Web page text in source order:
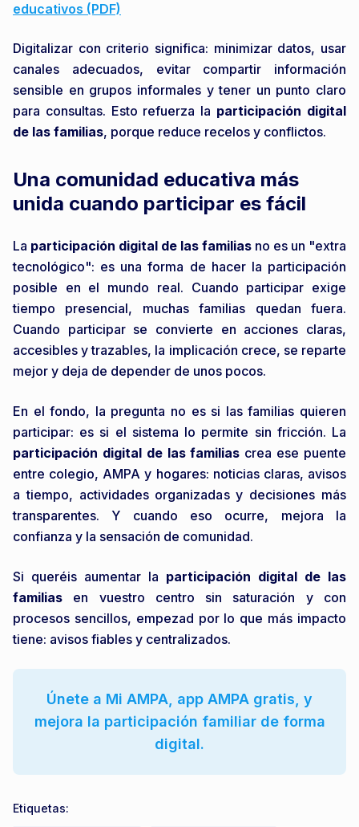
educativos (PDF)
Digitalizar con criterio significa: minimizar datos, usar
canales adecuados, evitar compartir información
sensible en grupos informales y tener un punto claro
para consultas. Esto refuerza la participación digital
de las familias, porque reduce recelos y conflictos.
Una comunidad educativa más
unida cuando participar es fácil
La participación digital de las familias no es un "extra
tecnológico": es una forma de hacer la participación
posible en el mundo real. Cuando participar exige
tiempo presencial, muchas familias quedan fuera.
Cuando participar se convierte en acciones claras,
accesibles y trazables, la implicación crece, se reparte
mejor y deja de depender de unos pocos.
En el fondo, la pregunta no es si las familias quieren
participar: es si el sistema lo permite sin fricción. La
participación digital de las familias crea ese puente
entre colegio, AMPA y hogares: noticias claras, avisos
a tiempo, actividades organizadas y decisiones más
transparentes. Y cuando eso ocurre, mejora la
confianza y la sensación de comunidad.
Si queréis aumentar la participación digital de las
familias en vuestro centro sin saturación y con
procesos sencillos, empezad por lo que más impacto
tiene: avisos fiables y centralizados.
Únete a Mi AMPA, app AMPA gratis, y
mejora la participación familiar de forma
digital.
Etiquetas: